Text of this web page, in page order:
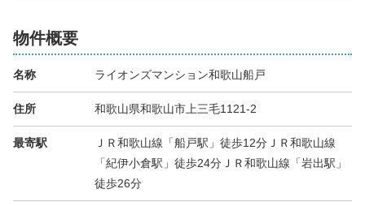
物件概要
名称 ライオンズマンション和歌山船戸
住所 和歌山県和歌山市上三毛1121-2
最寄駅
ＪＲ和歌山線「船戸駅」徒歩12分ＪＲ和歌山線
「紀伊小倉駅」徒歩24分ＪＲ和歌山線「岩出駅」
徒歩26分